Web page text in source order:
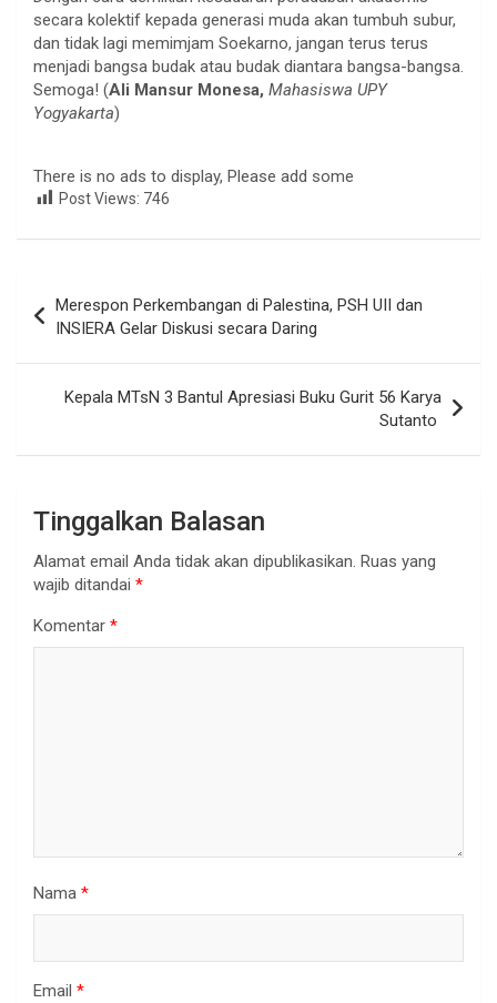
secara kolektif kepada generasi muda akan tumbuh subur,
dan tidak lagi memimjam Soekarno, jangan terus terus
menjadi bangsa budak atau budak diantara bangsa-bangsa.
Semoga! (Ali Mansur Monesa, Mahasiswa UPY
Yogyakarta)
There is no ads to display, Please add some
Post Views: 746
pos
Merespon Perkembangan di Palestina, PSH UII dan
INSIERA Gelar Diskusi secara Daring
Kepala MTsN 3 Bantul Apresiasi Buku Gurit 56 Karya
Sutanto
Tinggalkan Balasan
Alamat email Anda tidak akan dipublikasikan. Ruas yang
wajib ditandai *
Komentar *
Nama *
Email *